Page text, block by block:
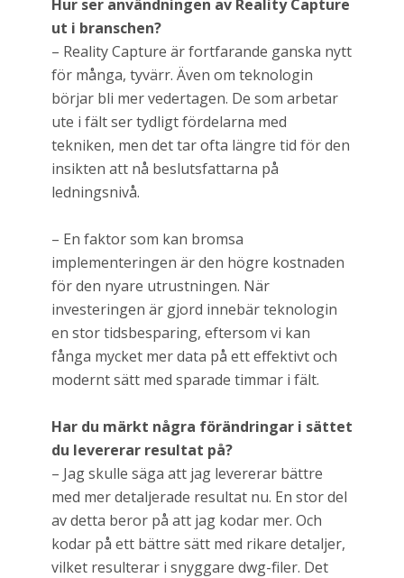
Hur ser användningen av Reality Capture
ut i branschen?
– Reality Capture är fortfarande ganska nytt
för många, tyvärr. Även om teknologin
börjar bli mer vedertagen. De som arbetar
ute i fält ser tydligt fördelarna med
tekniken, men det tar ofta längre tid för den
insikten att nå beslutsfattarna på
ledningsnivå.
– En faktor som kan bromsa
implementeringen är den högre kostnaden
för den nyare utrustningen. När
investeringen är gjord innebär teknologin
en stor tidsbesparing, eftersom vi kan
fånga mycket mer data på ett effektivt och
modernt sätt med sparade timmar i fält.
Har du märkt några förändringar i sättet
du levererar resultat på?
– Jag skulle säga att jag levererar bättre
med mer detaljerade resultat nu. En stor del
av detta beror på att jag kodar mer. Och
kodar på ett bättre sätt med rikare detaljer,
vilket resulterar i snyggare dwg-filer. Det